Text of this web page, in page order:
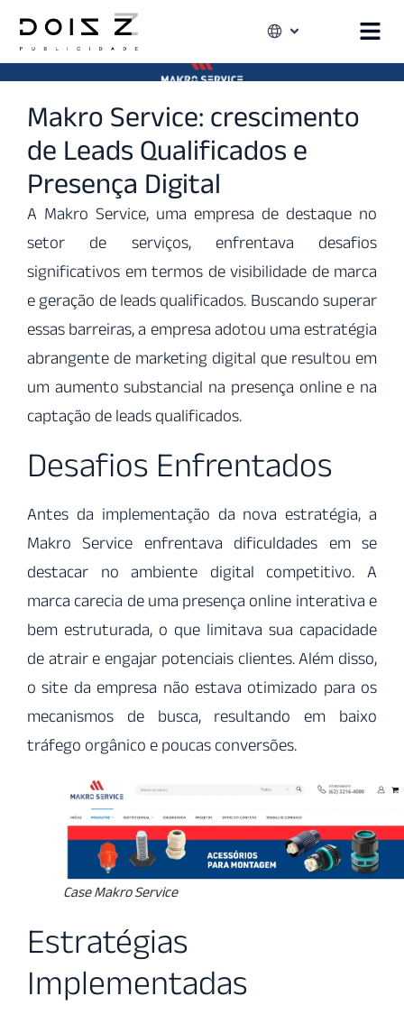
Makro Service: crescimento
de Leads Qualificados e
Presença Digital
A Makro Service, uma empresa de destaque no
setor de serviços, enfrentava desafios
significativos em termos de visibilidade de marca
e geração de leads qualificados. Buscando superar
essas barreiras, a empresa adotou uma estratégia
abrangente de marketing digital que resultou em
um aumento substancial na presença online e na
captação de leads qualificados.
Desafios Enfrentados
Antes da implementação da nova estratégia, a
Makro Service enfrentava dificuldades em se
destacar no ambiente digital competitivo. A
marca carecia de uma presença online interativa e
bem estruturada, o que limitava sua capacidade
de atrair e engajar potenciais clientes. Além disso,
o site da empresa não estava otimizado para os
mecanismos de busca, resultando em baixo
tráfego orgânico e poucas conversões.
Case Makro Service
Estratégias
Implementadas